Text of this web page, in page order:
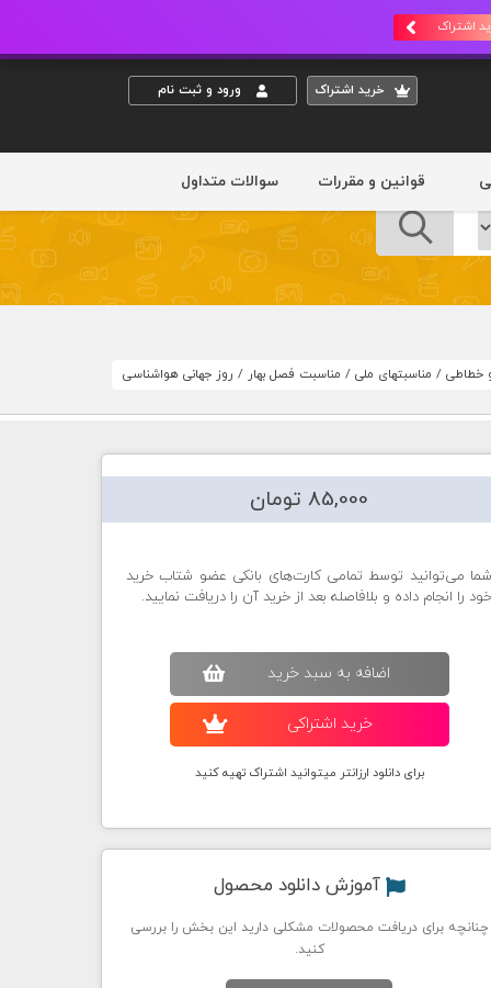
اشتراک
خريد اشتراک ورود و ثبت نام
قوانین و مقررات سوالات متداول
و خطاطی / مناسبتهای ملی / مناسبت فصل بهار / روز جهانی هواشناسی
85,000 تومان
شما می‌توانید توسط تمامی کارت‌های بانکی عضو شتاب خرید
خود را انجام داده و بلافاصله بعد از خرید آن را دریافت نمایید.
اضافه به سبد خريد
خريد اشتراکی
برای دانلود ارزانتر میتوانید اشتراک تهیه کنید
آموزش دانلود محصول
چنانچه برای دریافت محصولات مشکلی دارید این بخش را بررسی
کنید.